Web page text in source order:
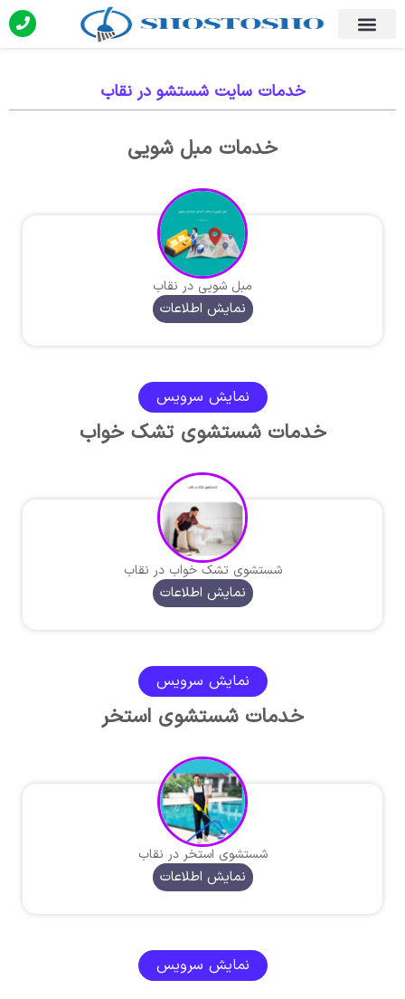
خدمات سایت شستشو در نقاب
خدمات مبل شویی
مبل شویی در نقاب
نمایش اطلاعات
نمایش سرویس
خدمات شستشوی تشک خواب
شستشوی تشک خواب در نقاب
نمایش اطلاعات
نمایش سرویس
خدمات شستشوی استخر
شستشوی استخر در نقاب
نمایش اطلاعات
نمایش سرویس